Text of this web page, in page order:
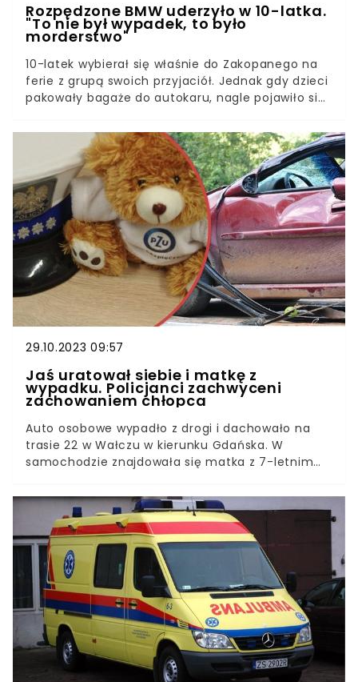
Rozpędzone BMW uderzyło w 10-latka.
"To nie był wypadek, to było
morderstwo"
10-latek wybierał się właśnie do Zakopanego na
ferie z grupą swoich przyjaciół. Jednak gdy dzieci
pakowały bagaże do autokaru, nagle pojawiło się
uciekł z miejsca zdarzenia.Do wypadku doszło w 9
lutego tuż przed północą w Wawrowie. Chłopczyk
został przewieziony do szpitala. Jednak nie udało
się go uratować.
29.10.2023 09:57
Jaś uratował siebie i matkę z
wypadku. Policjanci zachwyceni
zachowaniem chłopca
Auto osobowe wypadło z drogi i dachowało na
trasie 22 w Wałczu w kierunku Gdańska. W
samochodzie znajdowała się matka z 7-letnim
otrzymali informację, że na drodze krajowej 22
doszło do wypadu. Samochód osobowy wypadł
na pobocze i dachował. Niezwłocznie ruszyli na
miejsce. Tam za barierkami zobaczyli stojących
7-letniego chłopca i jego matkę.